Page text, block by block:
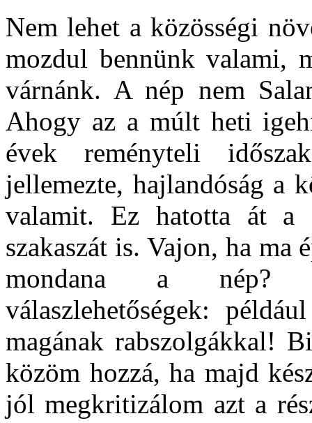
Nem lehet a közösségi
mozdul bennünk valami,
várnánk. A nép nem
Ahogy az a múlt heti
évek reményteli
jellemezte, hajlandóság a
valamit. Ez hatotta át a
szakaszát is. Vajon, ha ma
mondana a nép?
válaszlehetőségek:
magának rabszolgákkal!
közöm hozzá, ha majd
jól megkritizálom azt a